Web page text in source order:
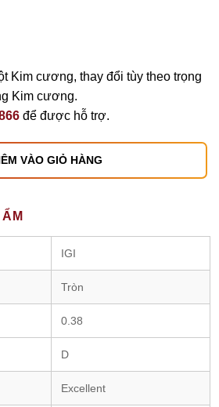
Kim cương, thay đổi tùy theo trọng
Kim cương.
để được hỗ trợ.
VÀO GIỎ HÀNG
IGI
Tròn
0.38
D
Excellent